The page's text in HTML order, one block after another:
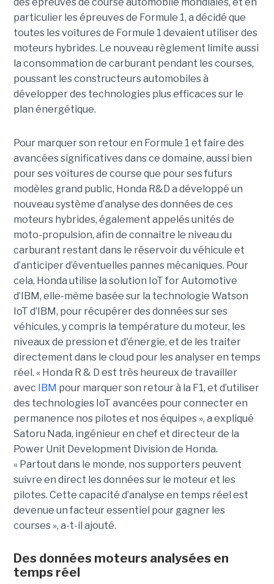
des épreuves de course automobile mondiales, et en
particulier les épreuves de Formule 1, a décidé que
toutes les voitures de Formule 1 devaient utiliser des
moteurs hybrides. Le nouveau règlement limite aussi
la consommation de carburant pendant les courses,
poussant les constructeurs automobiles à
développer des technologies plus efficaces sur le
plan énergétique.
Pour marquer son retour en Formule 1 et faire des
avancées significatives dans ce domaine, aussi bien
pour ses voitures de course que pour ses futurs
modèles grand public, Honda R&D a développé un
nouveau système d’analyse des données de ces
moteurs hybrides, également appelés unités de
moto-propulsion, afin de connaître le niveau du
carburant restant dans le réservoir du véhicule et
d’anticiper d’éventuelles pannes mécaniques. Pour
cela, Honda utilise la solution IoT for Automotive
d’IBM, elle-même basée sur la technologie Watson
IoT d’IBM, pour récupérer des données sur ses
véhicules, y compris la température du moteur, les
niveaux de pression et d'énergie, et de les traiter
directement dans le cloud pour les analyser en temps
réel. « Honda R & D est très heureux de travailler
avec
IBM pour marquer son retour à la F1, et d’utiliser
des technologies IoT avancées pour connecter en
permanence nos pilotes et nos équipes », a expliqué
Satoru Nada, ingénieur en chef et directeur de la
Power Unit Development Division de Honda.
« Partout dans le monde, nos supporters peuvent
suivre en direct les données sur le moteur et les
pilotes. Cette capacité d’analyse en temps réel est
devenue un facteur essentiel pour gagner les
courses », a-t-il ajouté.
Des données moteurs analysées en
temps réel